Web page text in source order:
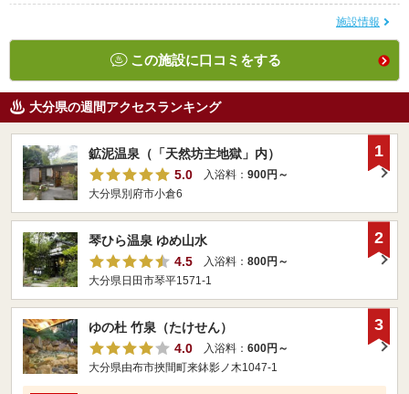
施設情報
この施設に口コミをする
大分県の週間アクセスランキング
鉱泥温泉（「天然坊主地獄」内）
5.0
入浴料： 900円～
大分県別府市小倉6
1
琴ひら温泉 ゆめ山水
4.5
入浴料： 800円～
大分県日田市琴平1571-1
2
ゆの杜 竹泉（たけせん）
4.0
入浴料： 600円～
大分県由布市挾間町来鉢影ノ木1047-1
3